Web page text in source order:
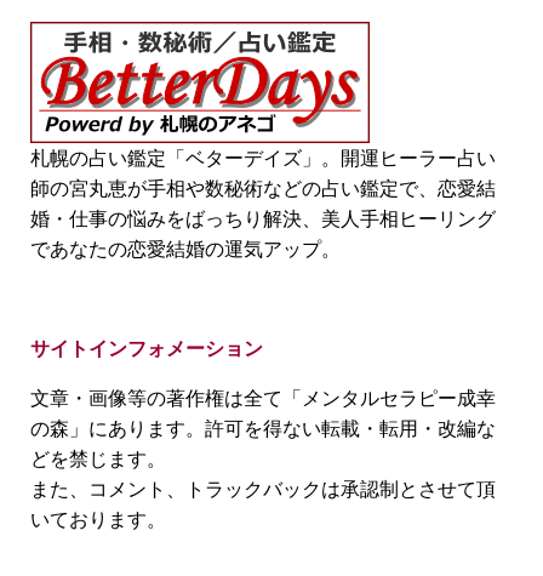
札幌の占い鑑定「ベターデイズ」。開運ヒーラー占い
師の宮丸恵が手相や数秘術などの占い鑑定で、恋愛結
婚・仕事の悩みをばっちり解決、美人手相ヒーリング
であなたの恋愛結婚の運気アップ。
サイトインフォメーション
文章・画像等の著作権は全て「メンタルセラピー成幸
の森」にあります。許可を得ない転載・転用・改編な
どを禁じます。
また、コメント、トラックバックは承認制とさせて頂
いております。